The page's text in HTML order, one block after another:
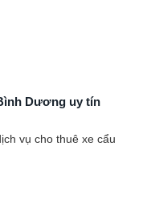
Dương uy tín
vụ cho thuê xe cẩu